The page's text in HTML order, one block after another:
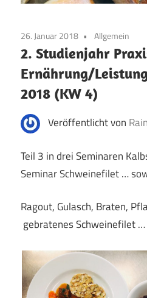
26. Januar 2018 Allgemein
2. Studienjahr
Ernährung/
2018 (KW 4)
Veröffentlicht von
Teil 3 in drei Seminaren
Seminar Schweinefilet …
Ragout, Gulasch, Braten,
gebratenes Schweinefilet